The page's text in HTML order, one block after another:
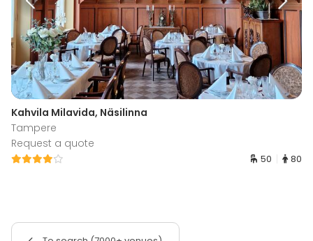
Kahvila Milavida, Näsilinna
Tampere
Request a quote
50 80